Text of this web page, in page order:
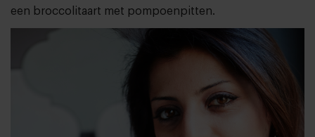
een broccolitaart met pompoenpitten.